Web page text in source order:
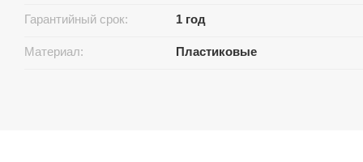
Гарантийный срок: 1 год
Материал: Пластиковые